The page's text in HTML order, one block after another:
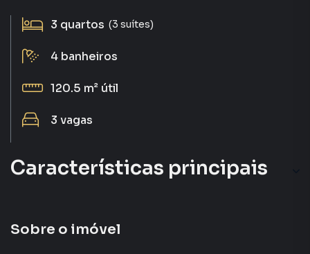
3 quartos (3 suítes)
4 banheiros
120.5 m² útil
3 vagas
Características principais
Aceita Pet
Sobre o imóvel